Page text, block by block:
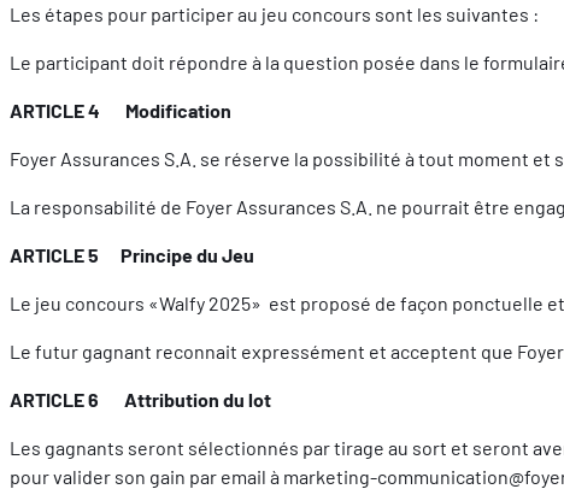
Les étapes pour participer au jeu concours sont les suivantes :
Le participant doit répondre à la question posée dans le
ARTICLE 4 Modification
Foyer Assurances S.A. se réserve la possibilité à tout moment et
La responsabilité de Foyer Assurances S.A. ne pourrait être
ARTICLE 5 Principe du Jeu
Le jeu concours «Walfy 2025» est proposé de façon ponctuelle
Le futur gagnant reconnait expressément et acceptent que
ARTICLE 6 Attribution du lot
Les gagnants seront sélectionnés par tirage au sort et seront
pour valider son gain par email à marketing-